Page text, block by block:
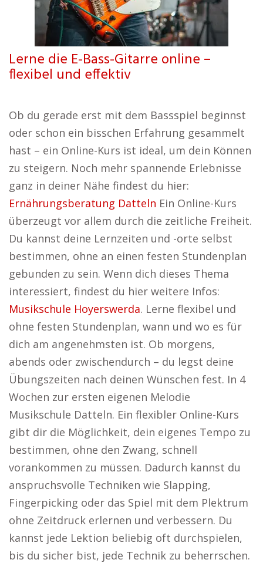
Lerne die E-Bass-Gitarre online –
flexibel und effektiv
Ob du gerade erst mit dem Bassspiel beginnst
oder schon ein bisschen Erfahrung gesammelt
hast – ein Online-Kurs ist ideal, um dein Können
zu steigern. Noch mehr spannende Erlebnisse
ganz in deiner Nähe findest du hier:
Ernährungsberatung Datteln Ein Online-Kurs
überzeugt vor allem durch die zeitliche Freiheit.
Du kannst deine Lernzeiten und -orte selbst
bestimmen, ohne an einen festen Stundenplan
gebunden zu sein. Wenn dich dieses Thema
interessiert, findest du hier weitere Infos:
Musikschule Hoyerswerda. Lerne flexibel und
ohne festen Stundenplan, wann und wo es für
dich am angenehmsten ist. Ob morgens,
abends oder zwischendurch – du legst deine
Übungszeiten nach deinen Wünschen fest. In 4
Wochen zur ersten eigenen Melodie
Musikschule Datteln. Ein flexibler Online-Kurs
gibt dir die Möglichkeit, dein eigenes Tempo zu
bestimmen, ohne den Zwang, schnell
vorankommen zu müssen. Dadurch kannst du
anspruchsvolle Techniken wie Slapping,
Fingerpicking oder das Spiel mit dem Plektrum
ohne Zeitdruck erlernen und verbessern. Du
kannst jede Lektion beliebig oft durchspielen,
bis du sicher bist, jede Technik zu beherrschen.